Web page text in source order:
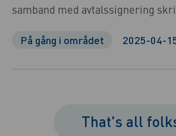
samband med avtalssignering
På gång i området 2025-04-
That's all